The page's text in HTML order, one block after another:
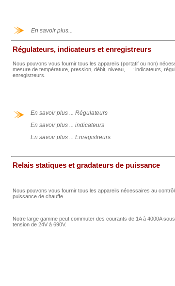
En savoir plus...
Régulateurs, indicateurs et enregistreurs
Nous pouvons vous fournir tous les appareils (portatif ou non)
mesure de température, pression, débit, niveau, ... : indicateurs,
enregistreurs.
En savoir plus ... Régulateurs
En savoir plus ... indicateurs
En savoir plus ... Enregistreurs
Relais statiques et gradateurs de puissance
Nous pouvons vous fournir tous les appareils nécessaires au
puissance de chauffe.
Notre large gamme peut commuter des courants de 1A à 4000A
tension de 24V à 690V.